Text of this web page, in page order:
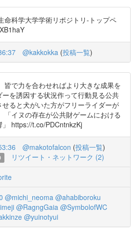
命科学大学学術リポジトリ-トップペ
@kakkokka (投稿一覧)
皆で力を合わせればより大きな成果を
を誘因する状況作って行動見る公共
ると犬がいた方がフリーライダーが
「イヌの存在が公共財ゲームにおける
https://t.co/PDCntnkzKj
@makotofalcon (投稿一覧)
リツイート・ネットワーク (2)
@michi_neoma @ahabiboroku
@RagngGaia @SymbolofWC
@yuinotyui